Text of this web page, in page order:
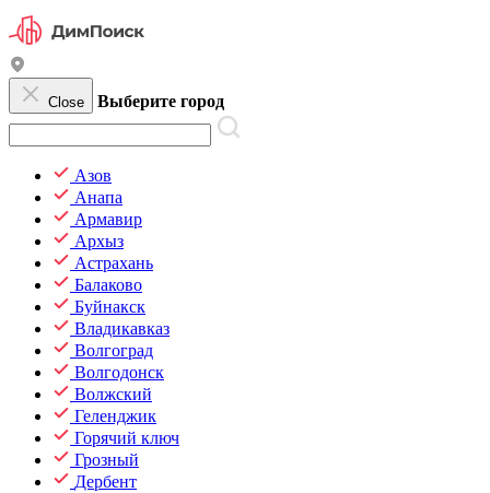
Close Выберите город
Азов
Анапа
Армавир
Архыз
Астрахань
Балаково
Буйнакск
Владикавказ
Волгоград
Волгодонск
Волжский
Геленджик
Горячий ключ
Грозный
Дербент